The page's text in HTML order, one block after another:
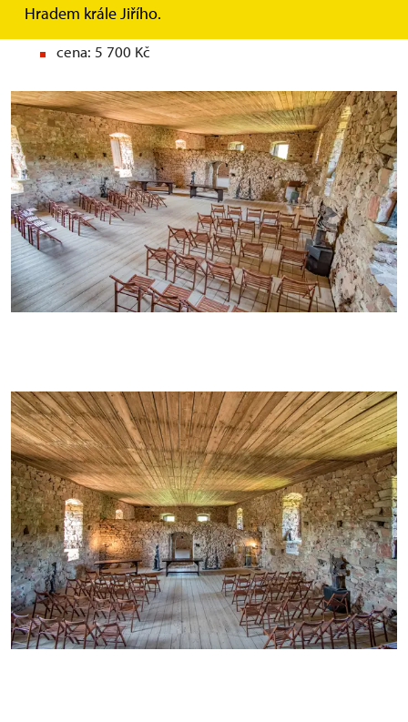
Hradem krále Jiřího.
maximální počet účastníků: 50
cena: 5 700 Kč